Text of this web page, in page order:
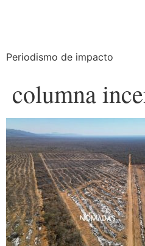
Periodismo de impacto
columna